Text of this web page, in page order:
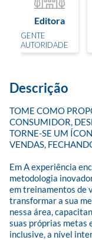
Editora
GENTE
AUTORIDADE
Descrição
TOME COMO
CONSUMIDOR,
TORNE-SE UM
VENDAS,
Em A experiência
metodologia
em treinamentos de
transformar a sua
nessa área,
suas próprias metas
inclusive, a nível